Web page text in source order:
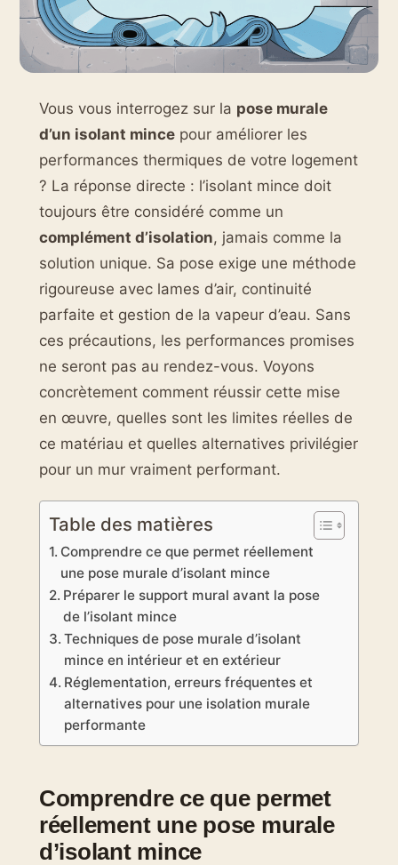
Vous vous interrogez sur la pose murale
d’un isolant mince pour améliorer les
performances thermiques de votre logement
? La réponse directe : l’isolant mince doit
toujours être considéré comme un
complément d’isolation, jamais comme la
solution unique. Sa pose exige une méthode
rigoureuse avec lames d’air, continuité
parfaite et gestion de la vapeur d’eau. Sans
ces précautions, les performances promises
ne seront pas au rendez-vous. Voyons
concrètement comment réussir cette mise
en œuvre, quelles sont les limites réelles de
ce matériau et quelles alternatives privilégier
pour un mur vraiment performant.
Table des matières
Comprendre ce que permet réellement
une pose murale d’isolant mince
Préparer le support mural avant la pose
de l’isolant mince
Techniques de pose murale d’isolant
mince en intérieur et en extérieur
Réglementation, erreurs fréquentes et
alternatives pour une isolation murale
performante
Comprendre ce que permet
réellement une pose murale
d’isolant mince